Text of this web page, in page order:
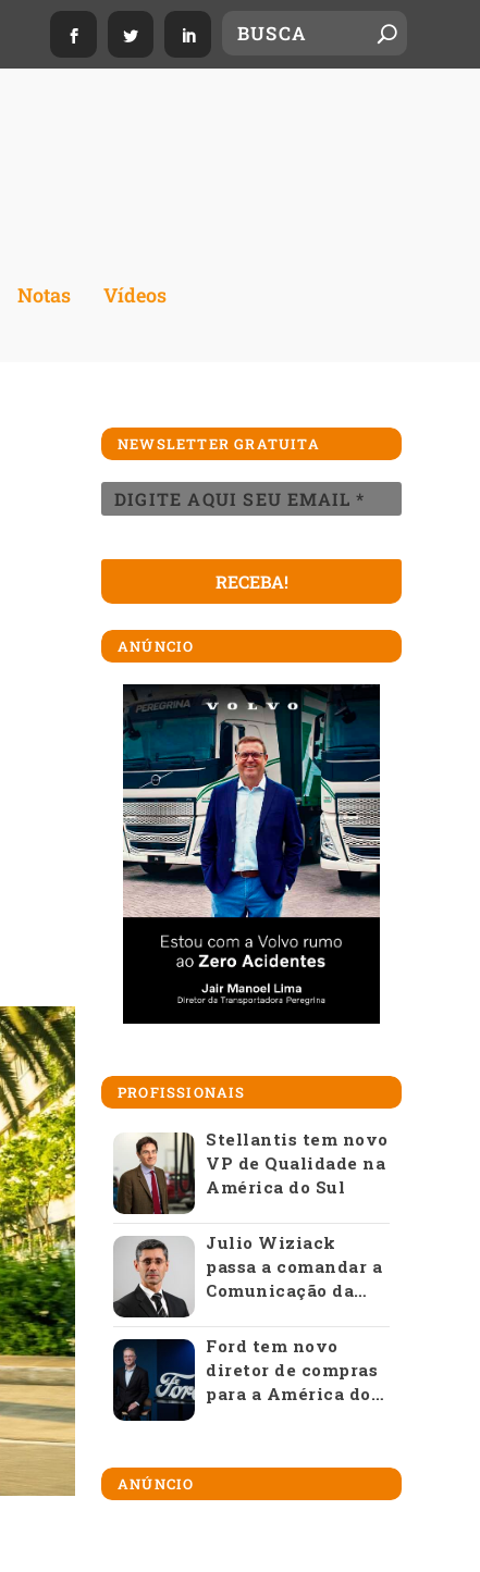
Notas Vídeos
NEWSLETTER GRATUITA
ANÚNCIO
PROFISSIONAIS
Stellantis tem novo
VP de Qualidade na
América do Sul
Julio Wiziack
passa a comandar a
Comunicação da
Ford tem novo
diretor de compras
para a América do
ANÚNCIO